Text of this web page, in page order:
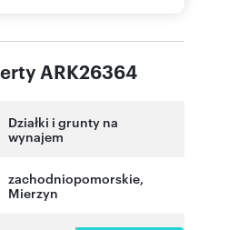
ARK26364
Działki i grunty na
wynajem
zachodniopomorskie,
Mierzyn